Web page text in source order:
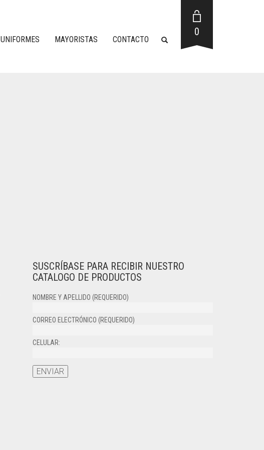
UNIFORMES MAYORISTAS CONTACTO
0
SUSCRÍBASE PARA RECIBIR NUESTRO
CATALOGO DE PRODUCTOS
NOMBRE Y APELLIDO (REQUERIDO)
CORREO ELECTRÓNICO (REQUERIDO)
CELULAR: